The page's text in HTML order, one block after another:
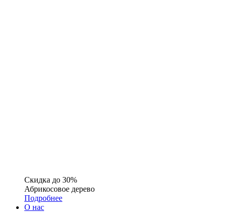
Скидка до 30%
Абрикосовое дерево
Подробнее
О нас